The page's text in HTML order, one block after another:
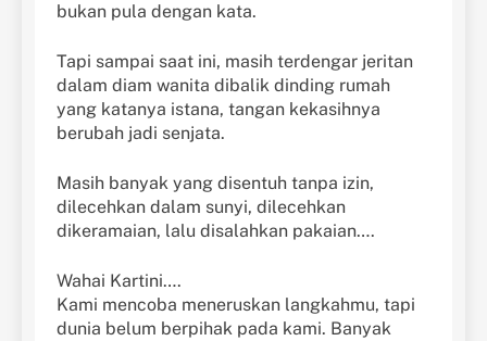
bukan pula dengan kata.
Tapi sampai saat ini, masih terdengar jeritan
dalam diam wanita dibalik dinding rumah
yang katanya istana, tangan kekasihnya
berubah jadi senjata.
Masih banyak yang disentuh tanpa izin,
dilecehkan dalam sunyi, dilecehkan
dikeramaian, lalu disalahkan pakaian….
Wahai Kartini….
Kami mencoba meneruskan langkahmu, tapi
dunia belum berpihak pada kami. Banyak